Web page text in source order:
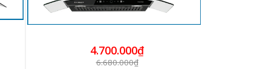
4.700.000₫
6.680.000₫